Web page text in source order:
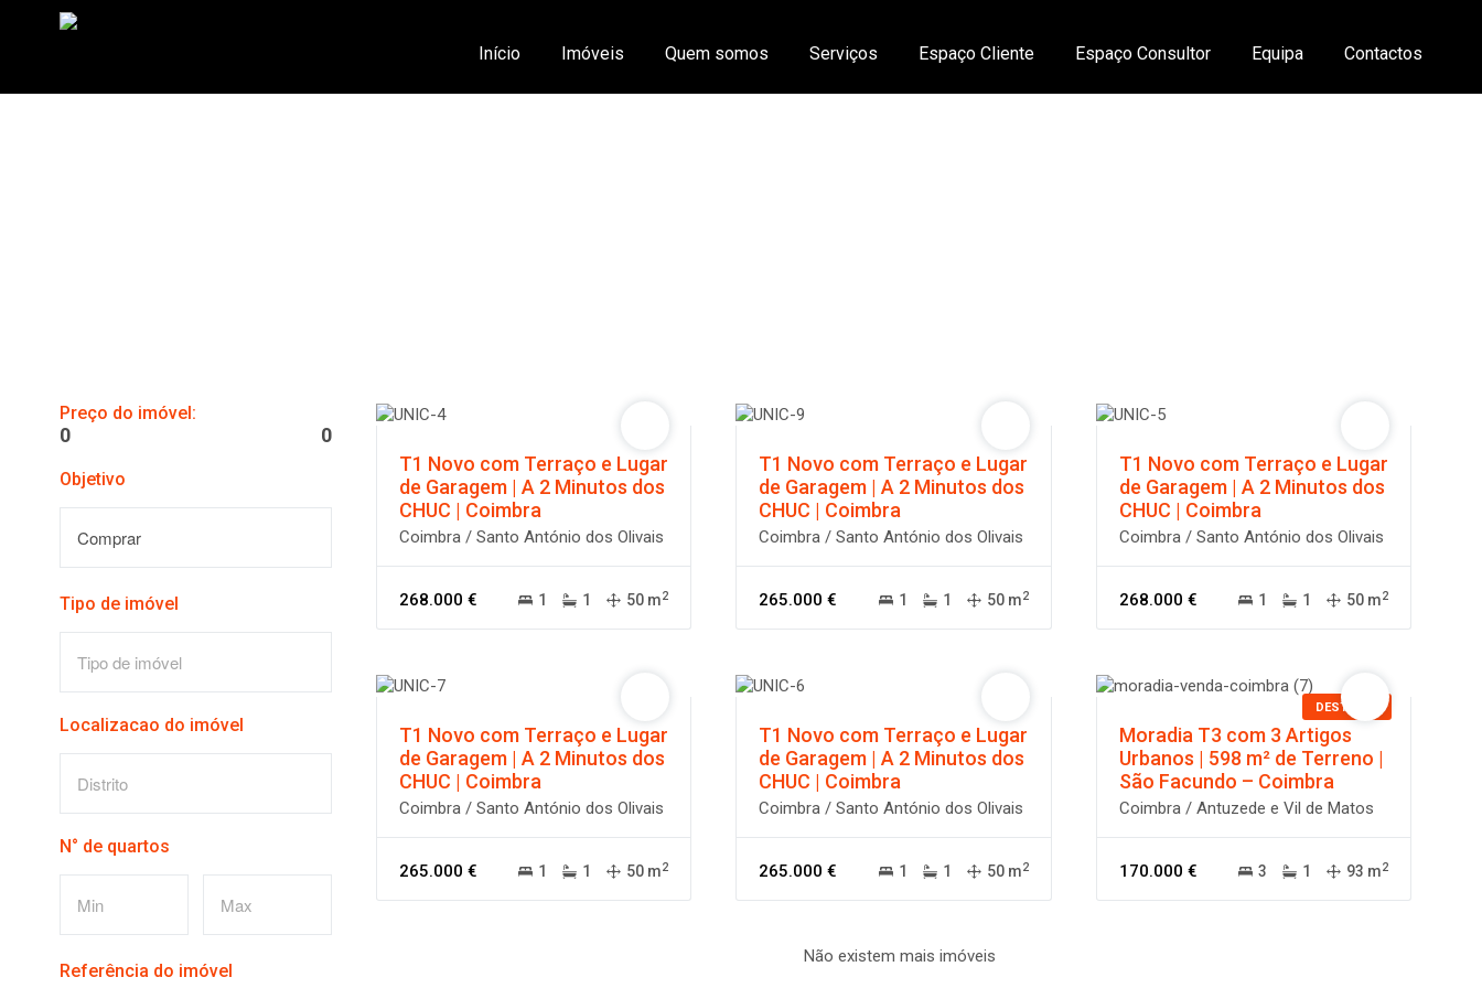
Início Imóveis Quem somos Serviços Espaço Cliente Espaço Consultor Equipa Contactos
Preço do imóvel:
0 0
Objetivo
Comprar
Tipo de imóvel
Tipo de imóvel
Localizacao do imóvel
Distrito
N° de quartos
Referência do imóvel
T1 Novo com Terraço e Lugar
de Garagem | A 2 Minutos dos
CHUC | Coimbra
Coimbra / Santo António dos Olivais
268.000 € 50 m2
1
1
T1 Novo com Terraço e Lugar
de Garagem | A 2 Minutos dos
CHUC | Coimbra
Coimbra / Santo António dos Olivais
265.000 € 50 m2
1
1
T1 Novo com Terraço e Lugar
de Garagem | A 2 Minutos dos
CHUC | Coimbra
Coimbra / Santo António dos Olivais
268.000 € 50 m2
1
1
T1 Novo com Terraço e Lugar
de Garagem | A 2 Minutos dos
CHUC | Coimbra
Coimbra / Santo António dos Olivais
265.000 € 50 m2
1
1
T1 Novo com Terraço e Lugar
de Garagem | A 2 Minutos dos
CHUC | Coimbra
Coimbra / Santo António dos Olivais
265.000 € 50 m2
1
1
DESTAQUE
Moradia T3 com 3 Artigos
Urbanos | 598 m² de Terreno |
São Facundo – Coimbra
Coimbra / Antuzede e Vil de Matos
170.000 € 93 m2
1
3
Não existem mais imóveis